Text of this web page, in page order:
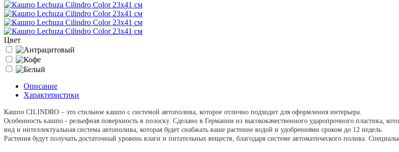
Цвет
Описание
Характеристики
Кашпо CILINDRO – это стильное кашпо с системой автополива, которое отлично подходит для оформления интерьера.
Особенность кашпо - рельефная поверхность в полоску. Сделано в Германии из высококачественного ударопрочного пластика,
вид и интеллектуальная система автополива, которая будет снабжать ваше растение водой и удобрениями сроком до 12 недель.
Растения будут получать достаточный уровень влаги и питательных веществ, благодаря системе автоматического полива.